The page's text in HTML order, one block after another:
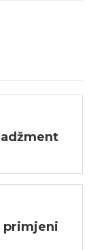
primjeni